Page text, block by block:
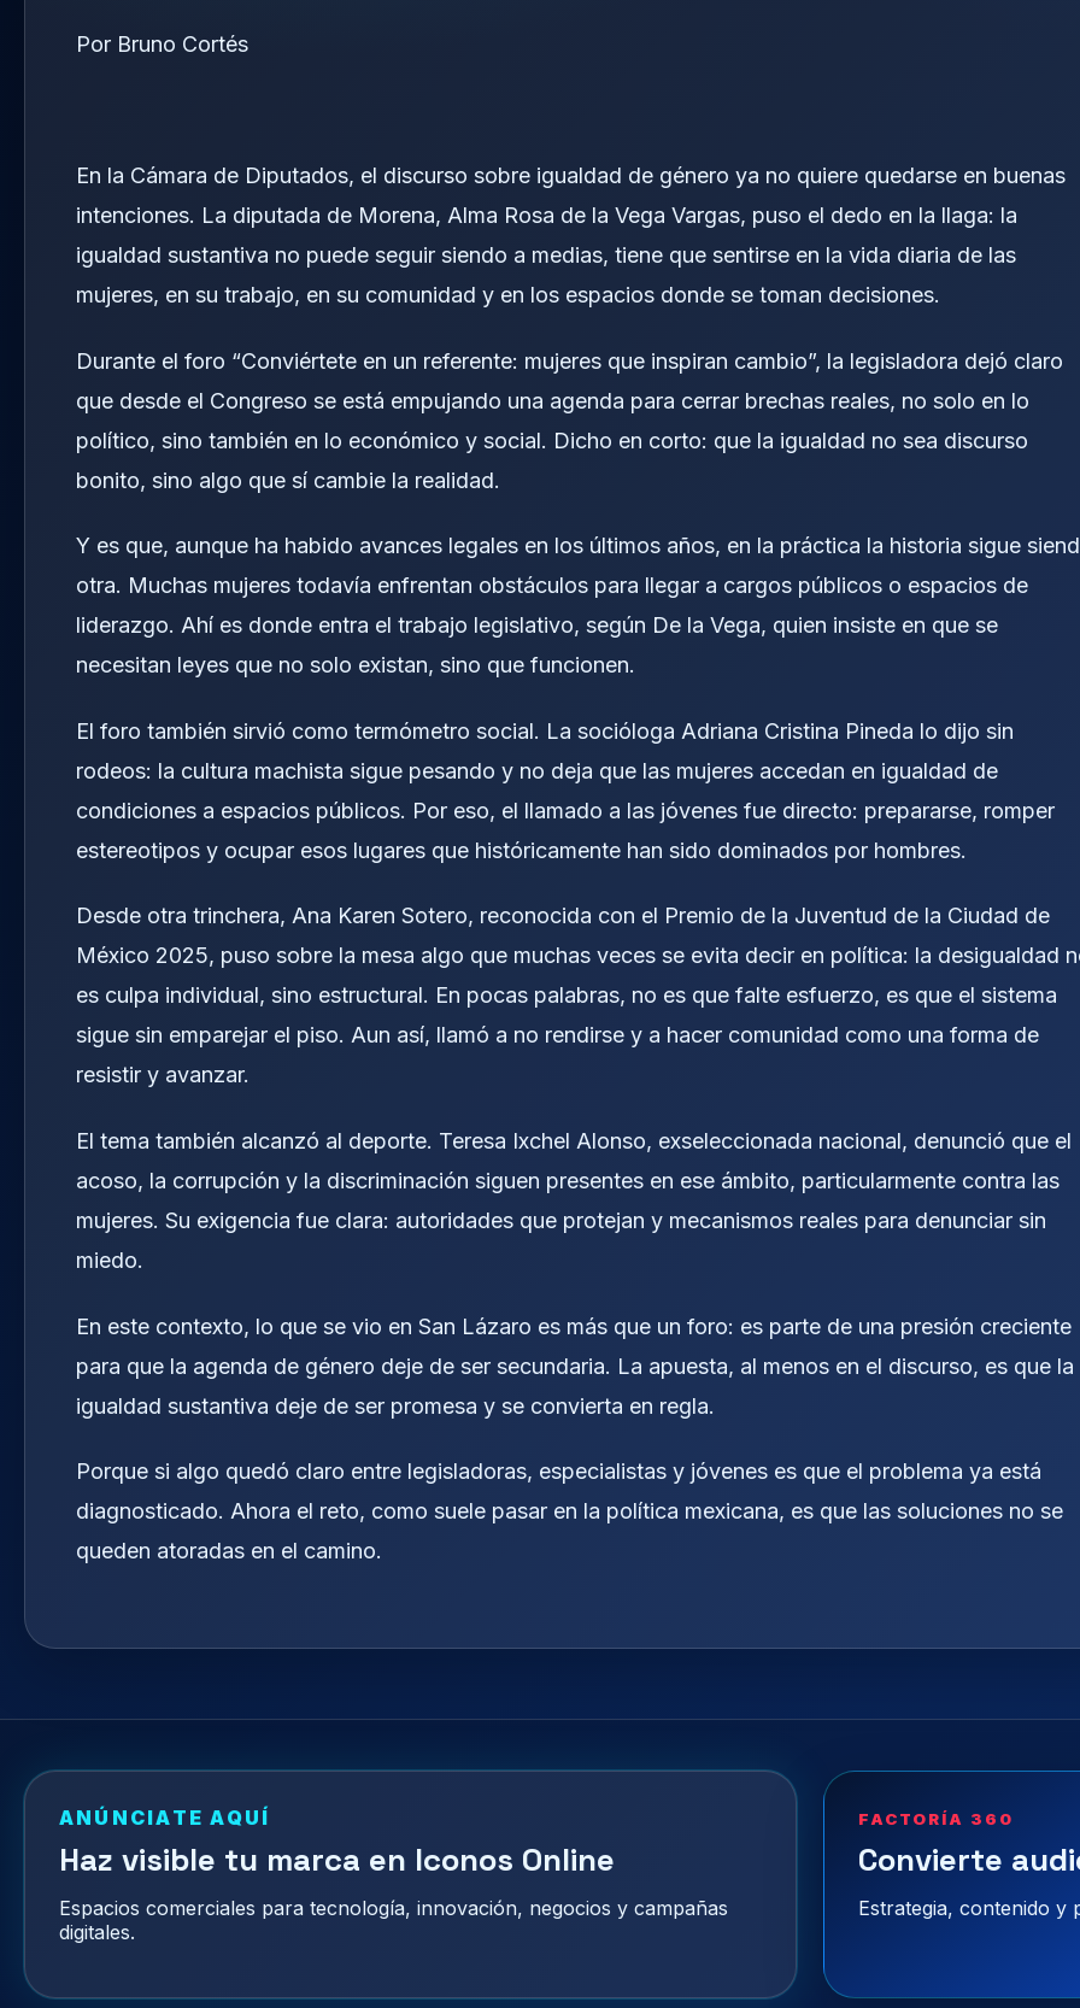
Por Bruno Cortés
En la Cámara de Diputados, el discurso sobre igualdad de género ya no quiere quedarse en buenas
intenciones. La diputada de Morena, Alma Rosa de la Vega Vargas, puso el dedo en la llaga: la
igualdad sustantiva no puede seguir siendo a medias, tiene que sentirse en la vida diaria de las
mujeres, en su trabajo, en su comunidad y en los espacios donde se toman decisiones.
Durante el foro “Conviértete en un referente: mujeres que inspiran cambio”, la legisladora dejó claro
que desde el Congreso se está empujando una agenda para cerrar brechas reales, no solo en lo
político, sino también en lo económico y social. Dicho en corto: que la igualdad no sea discurso
bonito, sino algo que sí cambie la realidad.
Y es que, aunque ha habido avances legales en los últimos años, en la práctica la historia sigue
otra. Muchas mujeres todavía enfrentan obstáculos para llegar a cargos públicos o espacios de
liderazgo. Ahí es donde entra el trabajo legislativo, según De la Vega, quien insiste en que se
necesitan leyes que no solo existan, sino que funcionen.
El foro también sirvió como termómetro social. La socióloga Adriana Cristina Pineda lo dijo sin
rodeos: la cultura machista sigue pesando y no deja que las mujeres accedan en igualdad de
condiciones a espacios públicos. Por eso, el llamado a las jóvenes fue directo: prepararse, romper
estereotipos y ocupar esos lugares que históricamente han sido dominados por hombres.
Desde otra trinchera, Ana Karen Sotero, reconocida con el Premio de la Juventud de la Ciudad de
México 2025, puso sobre la mesa algo que muchas veces se evita decir en política: la desigualdad
es culpa individual, sino estructural. En pocas palabras, no es que falte esfuerzo, es que el sistema
sigue sin emparejar el piso. Aun así, llamó a no rendirse y a hacer comunidad como una forma de
resistir y avanzar.
El tema también alcanzó al deporte. Teresa Ixchel Alonso, exseleccionada nacional, denunció que el
acoso, la corrupción y la discriminación siguen presentes en ese ámbito, particularmente contra las
mujeres. Su exigencia fue clara: autoridades que protejan y mecanismos reales para denunciar sin
miedo.
En este contexto, lo que se vio en San Lázaro es más que un foro: es parte de una presión creciente
para que la agenda de género deje de ser secundaria. La apuesta, al menos en el discurso, es que la
igualdad sustantiva deje de ser promesa y se convierta en regla.
Porque si algo quedó claro entre legisladoras, especialistas y jóvenes es que el problema ya está
diagnosticado. Ahora el reto, como suele pasar en la política mexicana, es que las soluciones no se
queden atoradas en el camino.
ANÚNCIATE AQUÍ
Haz visible tu marca en Iconos Online
Espacios comerciales para tecnología, innovación, negocios y campañas
digitales.
FACTORÍA 360
Convierte
Estrategia, contenido y